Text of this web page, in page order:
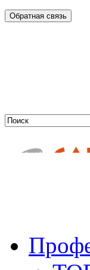
Обратная связь